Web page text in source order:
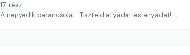
17. rész
A negyedik parancsolat: Tiszteld atyádat és anyádat!